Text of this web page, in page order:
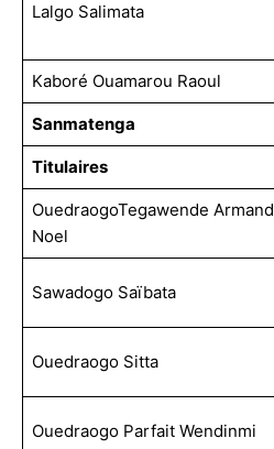
Lalgo Salimata
Kaboré Ouamarou Raoul
Sanmatenga
Titulaires
OuedraogoTegawende Armand
Noel
Sawadogo Saïbata
Ouedraogo Sitta
Ouedraogo Parfait Wendinmi